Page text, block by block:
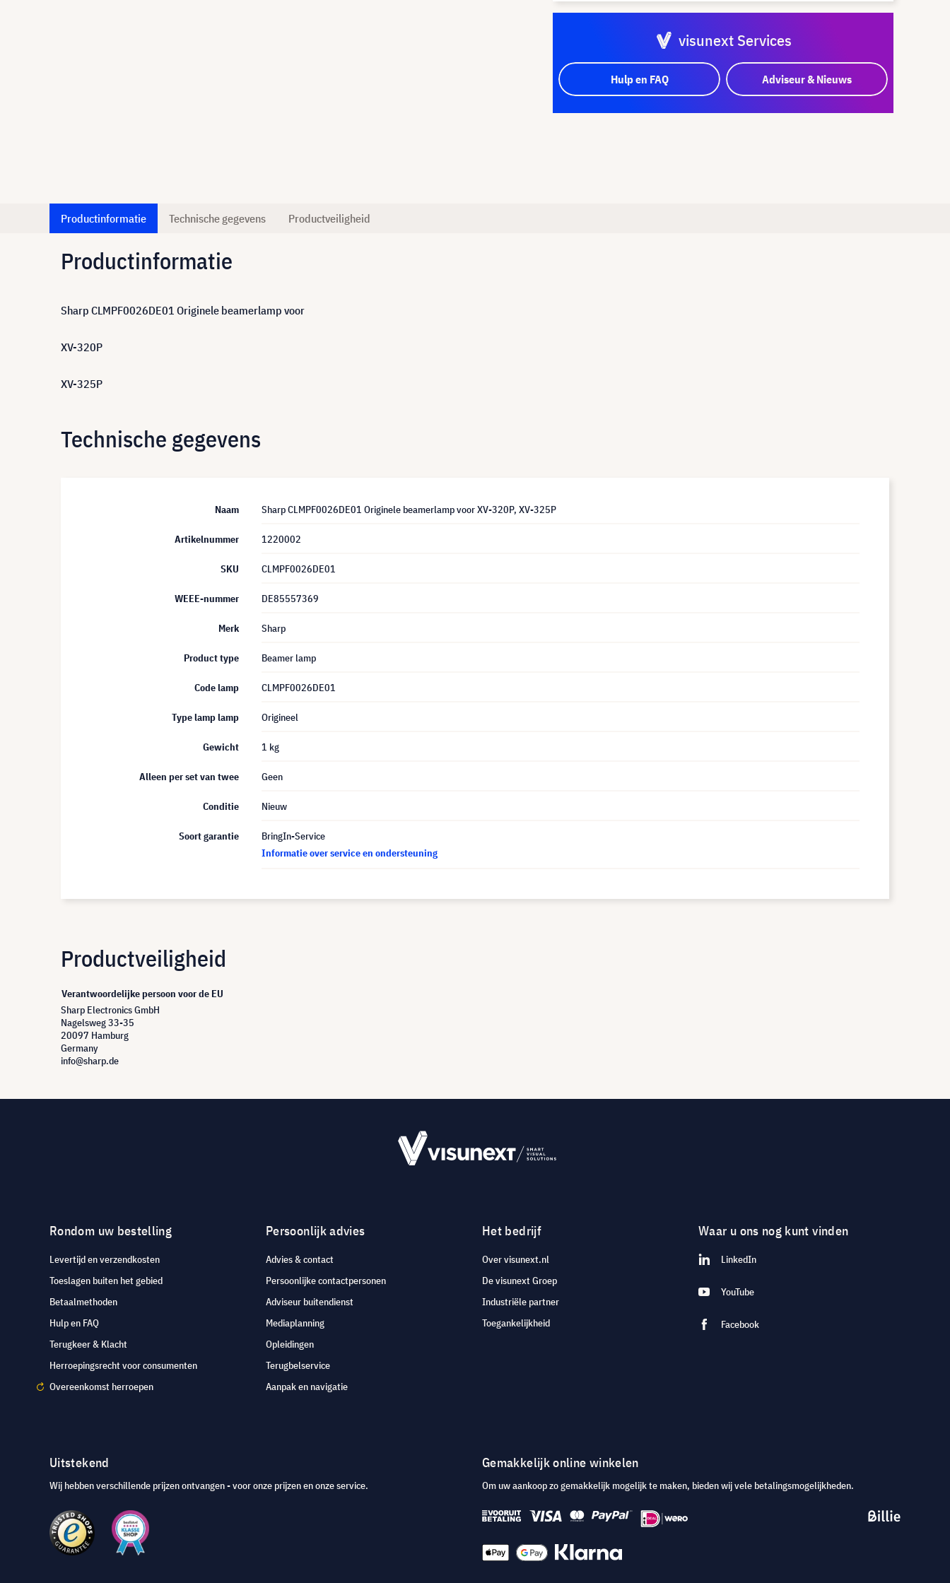
visunext Services
Hulp en FAQ Adviseur & Nieuws
Productinformatie Technische gegevens Productveiligheid
Productinformatie
Sharp CLMPF0026DE01 Originele beamerlamp voor
XV-320P
XV-325P
Technische gegevens
Naam Sharp CLMPF0026DE01 Originele beamerlamp voor XV-320P, XV-325P
Artikelnummer 1220002
SKU CLMPF0026DE01
WEEE-nummer DE85557369
Merk Sharp
Product type Beamer lamp
Code lamp CLMPF0026DE01
Type lamp lamp Origineel
Gewicht 1 kg
Alleen per set van twee Geen
Conditie Nieuw
Soort garantie
BringIn-Service
Informatie over service en ondersteuning
Productveiligheid
Verantwoordelijke persoon voor de EU
Sharp Electronics GmbH
Nagelsweg 33-35
20097 Hamburg
Germany
info@sharp.de
Rondom uw bestelling
Levertijd en verzendkosten
Toeslagen buiten het gebied
Betaalmethoden
Hulp en FAQ
Terugkeer & Klacht
Herroepingsrecht voor consumenten
Overeenkomst herroepen
Persoonlijk advies
Advies & contact
Persoonlijke contactpersonen
Adviseur buitendienst
Mediaplanning
Opleidingen
Terugbelservice
Aanpak en navigatie
Het bedrijf
Over visunext.nl
De visunext Groep
Industriële partner
Toegankelijkheid
Waar u ons nog kunt vinden
LinkedIn
YouTube
Facebook
Uitstekend
Wij hebben verschillende prijzen ontvangen - voor onze prijzen en onze service.
Gemakkelijk online winkelen
Om uw aankoop zo gemakkelijk mogelijk te maken, bieden wij vele betalingsmogelijkheden.